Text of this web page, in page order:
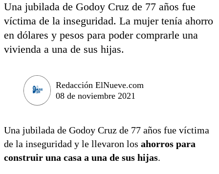
Una jubilada de Godoy Cruz de 77 años fue
víctima de la inseguridad. La mujer tenía ahorro
en dólares y pesos para poder comprarle una
vivienda a una de sus hijas.
Redacción ElNueve.com
08 de noviembre 2021
Una jubilada de Godoy Cruz de 77 años fue víctima
de la inseguridad y le llevaron los ahorros para
construir una casa a una de sus hijas.